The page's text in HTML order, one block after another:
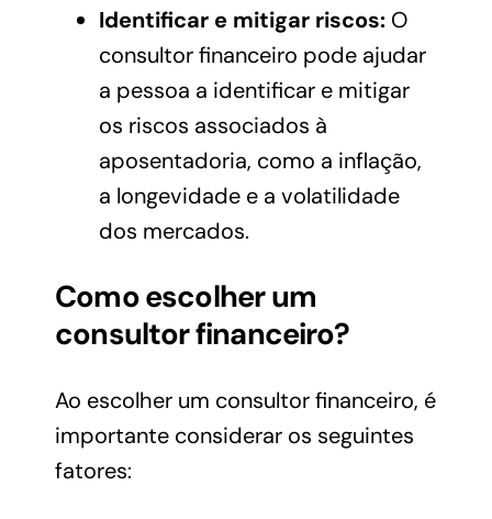
Identificar e mitigar riscos:O
consultor financeiro pode ajudar
a pessoa a identificar e mitigar
os riscos associados à
aposentadoria, como a inflação,
a longevidade e a volatilidade
dos mercados.
Como escolher um
consultor financeiro?
Ao escolher um consultor financeiro, é
importante considerar os seguintes
fatores: